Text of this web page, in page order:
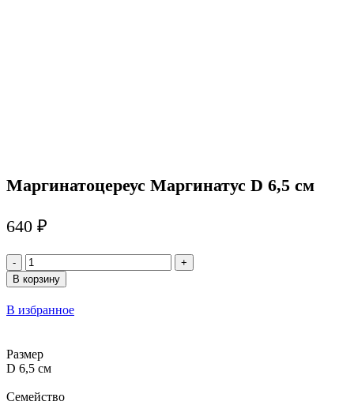
Маргинатоцереус Маргинатус D 6,5 см
640 ₽
Количество
товара
Маргинатоцереус
Маргинатус
D
В корзину
В избранное
Размер
D 6,5 см
Семейство